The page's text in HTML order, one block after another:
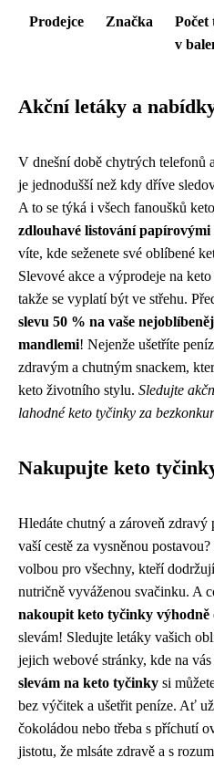
Prodejce
Značka
Počet
v
Akční letáky a
V dnešní době chytrých telefonů
je jednodušší než kdy dříve
A to se týká i všech fanoušků
zdlouhavé listování papírovými
víte, kde seženete své oblíbené
Slevové akce a výprodeje na
takže se vyplatí být ve střehu.
slevu 50 % na vaše
mandlemi! Nejenže ušetříte
zdravým a chutným snackem,
keto životního stylu. Sledujte
lahodné keto tyčinky za
Nakupujte keto
Hledáte chutný a zároveň zdravý
vaší cestě za vysněnou postavou?
volbou pro všechny, kteří
nutričně vyváženou svačinku. A
nakoupit keto tyčinky výhodně
slevám! Sledujte letáky vašich
jejich webové stránky, kde na
slevám na keto tyčinky si
bez výčitek a ušetřit peníze. Ať
čokoládou nebo třeba s příchutí
jistotu, že mlsáte zdravě a s